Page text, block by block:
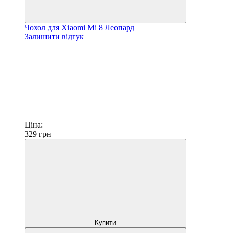
Чохол для Xiaomi Mi 8 Леопард
Залишити відгук
Ціна:
329 грн
Купити